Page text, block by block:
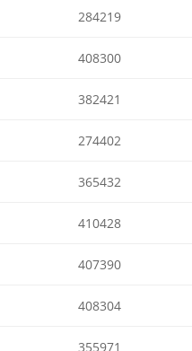
284219
408300
382421
274402
365432
410428
407390
408304
355971